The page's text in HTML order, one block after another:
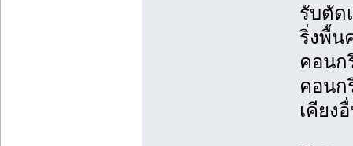
รับตัด
ริ่งพื้น
คอน
คอนก
เคียง